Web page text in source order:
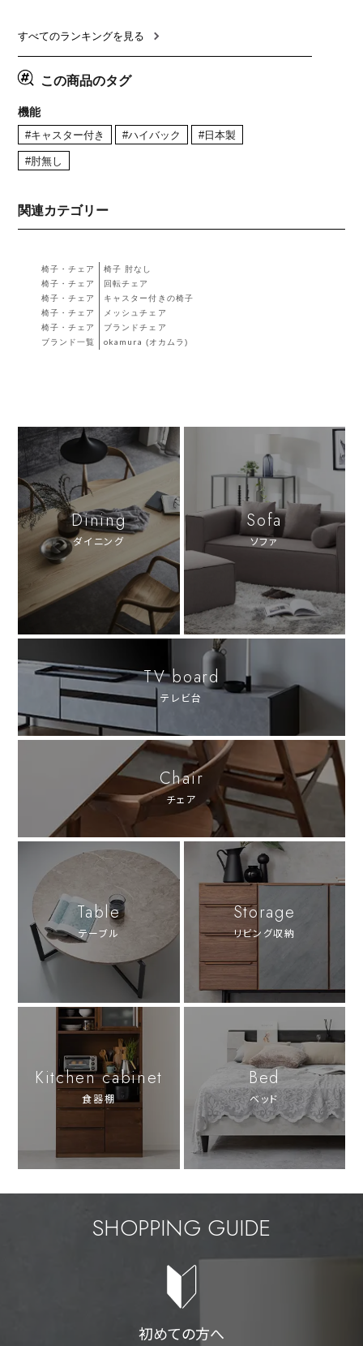
リア風 グレージュ
すべてのランキングを見る
この商品のタグ
機能
#キャスター付き #ハイバック #日本製
#肘無し
関連カテゴリー
椅子・チェア
椅子 肘なし
椅子・チェア
回転チェア
椅子・チェア
キャスター付きの椅子
椅子・チェア
メッシュチェア
椅子・チェア
ブランドチェア
ブランド一覧
okamura (オカムラ)
Dining
ダイニング
Sofa
ソファ
TV board
テレビ台
Chair
チェア
Table
テーブル
Storage
リビング収納
Kitchen cabinet
食器棚
Bed
ベッド
SHOPPING GUIDE
初めての方へ